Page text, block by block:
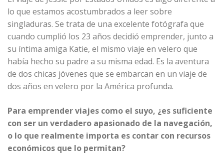
lo que estamos acostumbrados a leer sobre
singladuras. Se trata de una excelente fotógrafa que
cuando cumplió los 23 años decidió emprender, junto a
su íntima amiga Katie, el mismo viaje en velero que
había hecho su padre a su misma edad. Es la aventura
de dos chicas jóvenes que se embarcan en un viaje de
dos años en velero por la América profunda.
Para emprender viajes como el suyo, ¿es suficiente
con ser un verdadero apasionado de la navegación,
o lo que realmente importa es contar con recursos
económicos que lo permitan?